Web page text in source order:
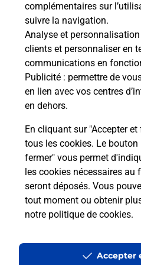
complémentaires sur
suivre la navigation.
Analyse et personnalisation
clients et personnaliser en
communications en
Publicité : permettre de
en lien avec vos centres
en dehors.
En cliquant sur "Accepter
tous les cookies. Le bouton
fermer" vous permet
les cookies nécessaires
seront déposés. Vous
tout moment ou obtenir
notre politique de cookies.
Accepter
En savoir plus
Envoyer un colis
Vous souhaitez envoyer
(32360) ? Découvrez
proposées par La Poste.
Gers
Accessibilité : partiellement